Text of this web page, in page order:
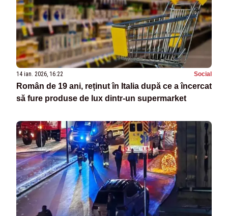
14 ian. 2026, 16:22 Social
Român de 19 ani, reținut în Italia după ce a încercat
să fure produse de lux dintr-un supermarket